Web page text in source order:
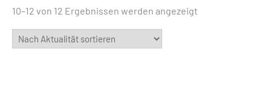
10–12 von 12 Ergebnissen werden angezeigt